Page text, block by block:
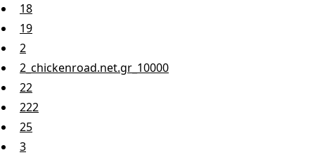
18
19
2
2_chickenroad.net.gr_10000
22
222
25
3